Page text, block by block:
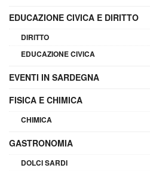
EDUCAZIONE CIVICA E DIRITTO
DIRITTO
EDUCAZIONE CIVICA
EVENTI IN SARDEGNA
FISICA E CHIMICA
CHIMICA
GASTRONOMIA
DOLCI SARDI